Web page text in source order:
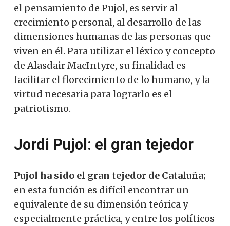
el pensamiento de Pujol, es servir al
crecimiento personal, al desarrollo de las
dimensiones humanas de las personas que
viven en él. Para utilizar el léxico y concepto
de Alasdair MacIntyre, su finalidad es
facilitar el florecimiento de lo humano, y la
virtud necesaria para lograrlo es el
patriotismo.
Jordi Pujol: el gran tejedor
Pujol ha sido el gran tejedor de Cataluña;
en esta función es difícil encontrar un
equivalente de su dimensión teórica y
especialmente práctica, y entre los políticos